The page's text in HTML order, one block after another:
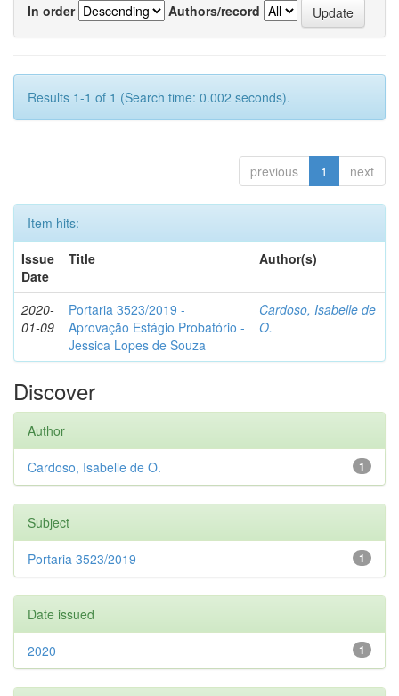
In order
Authors/record
Results 1-1 of 1 (Search time: 0.002 seconds).
previous 1 next
Item hits:
Issue
Date
Title Author(s)
2020-
01-09
Portaria 3523/2019 -
Aprovação Estágio Probatório -
Jessica Lopes de Souza
Cardoso, Isabelle de
O.
Discover
Author
1
Cardoso, Isabelle de O.
Subject
1
Portaria 3523/2019
Date issued
1
2020